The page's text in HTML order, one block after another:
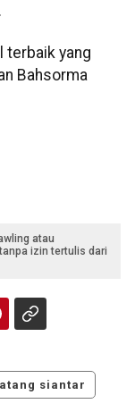
terbaik yang
Bahsorma
atau
izin tertulis dari
siantar